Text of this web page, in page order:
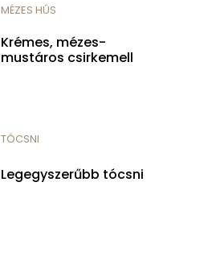
MÉZES HÚS
Krémes, mézes-
mustáros csirkemell
TÓCSNI
Legegyszerűbb tócsni